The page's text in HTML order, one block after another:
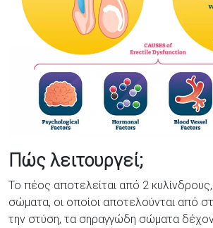
Πώς λειτουργεί;
Το πέος αποτελείται από 2
σώματα, οι οποίοι αποτελούνται από
την στύση, τα σηραγγώδη σώματα